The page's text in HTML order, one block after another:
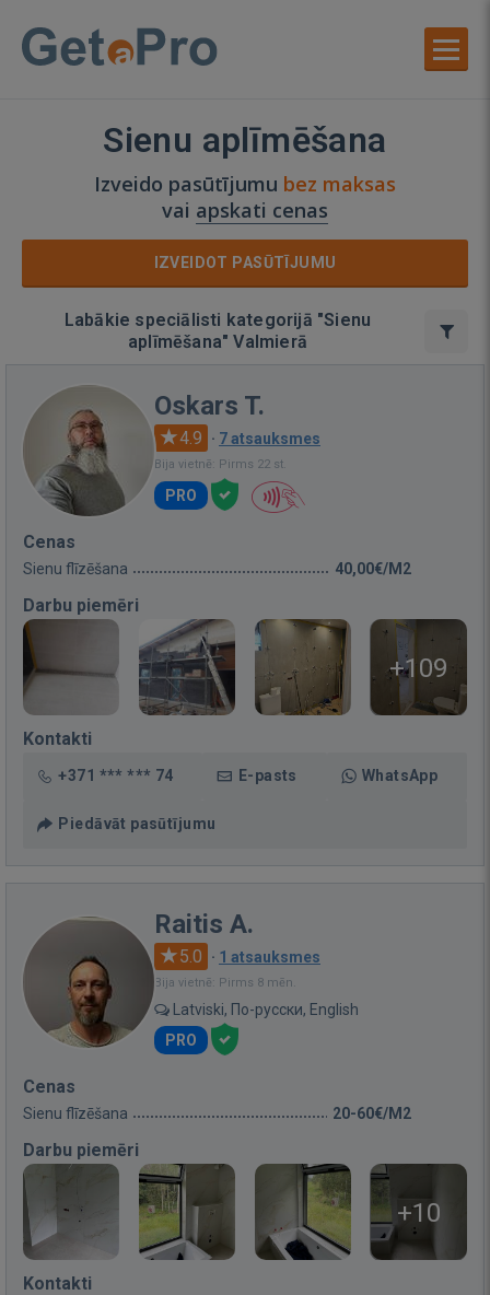
Sienu aplīmēšana
Izveido pasūtījumu bez maksas
vai apskati cenas
IZVEIDOT PASŪTĪJUMU
Labākie speciālisti kategorijā "Sienu
aplīmēšana" Valmierā
Oskars T.
4.9 · 7 atsauksmes
Bija vietnē: Pirms 22 st.
PRO
Cenas
Sienu flīzēšana 40,00€/M2
Darbu piemēri
+109
Kontakti
+371 *** *** 74 E-pasts WhatsApp
Piedāvāt pasūtījumu
Raitis A.
5.0 · 1 atsauksmes
Bija vietnē: Pirms 8 mēn.
Latviski, По-русски, English
PRO
Cenas
Sienu flīzēšana 20-60€/M2
Darbu piemēri
+10
Kontakti